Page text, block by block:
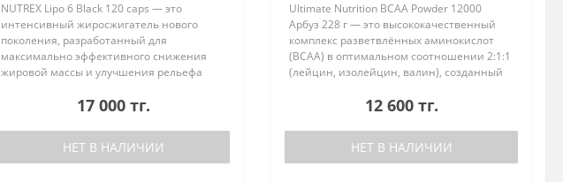
NUTREX Lipo 6 Black 120 caps — это
интенсивный жиросжигатель нового
поколения, разработанный для
максимально эффективного снижения
жировой массы и улучшения рельефа
термогенные и липотропные компоненты,
17 000 тг.
НЕТ В НАЛИЧИИ
Ultimate Nutrition BCAA Powder 12000
Арбуз 228 г — это высококачественный
комплекс разветвлённых аминокислот
(BCAA) в оптимальном соотношении 2:1:1
(лейцин, изолейцин, валин), созданный
ускорения восстановления и з..
12 600 тг.
НЕТ В НАЛИЧИИ